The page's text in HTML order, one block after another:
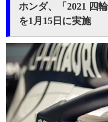
ホンダ、「2021 四
を1月15日に実施